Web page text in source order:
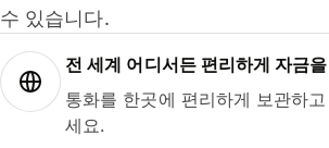
수 있습니다.
전 세계 어디서든 편리하게 자금
통화를 한곳에 편리하게 보관하
세요.